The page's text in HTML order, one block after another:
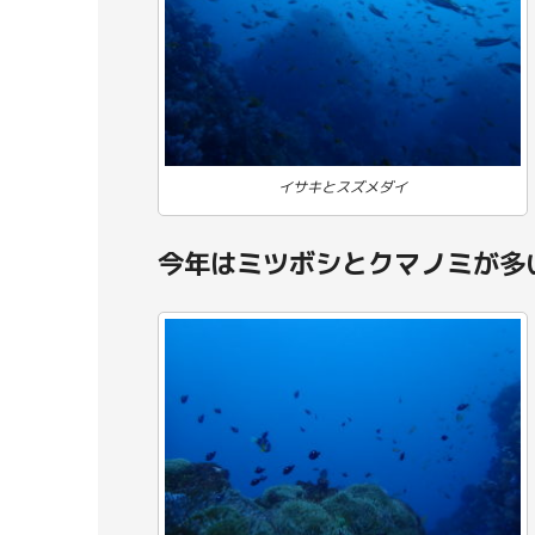
イサキとスズメダイ
今年はミツボシとクマノミが多